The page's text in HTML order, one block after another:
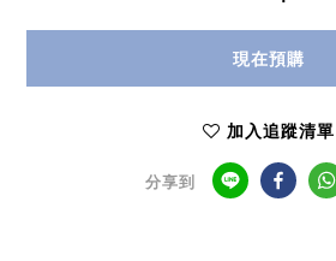
現在預購
加入追蹤清單
分享到